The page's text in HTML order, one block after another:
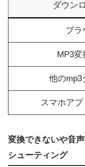
ダウン
ブラ
MP3
他のmp3
スマホア
変換できないや音
シューティング